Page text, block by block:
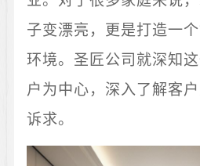
子变漂亮，更是打造一
环境。圣匠公司就深知
户为中心，深入了解客
诉求。